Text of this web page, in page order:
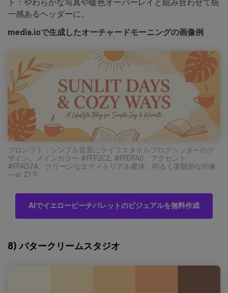
ト：やわらかな写真や暖色オーバーレイと組み合わせて統
一感あるヘッダーに。
media.ioで生成したオーチャードモーニングの画像例
プロンプト：シンプル背景にライフスタイルブログヘッダーのデ
ザイン。メインカラー #FFF2C2, #FFDFA0、アクセント
#FFAD7A、クリーンなエディトリアル書体、明るく楽観的な印象
--ar 21:9
AIでイエローピーチパレットのビジュアルを無料作成
8) バタークリームスタジオ